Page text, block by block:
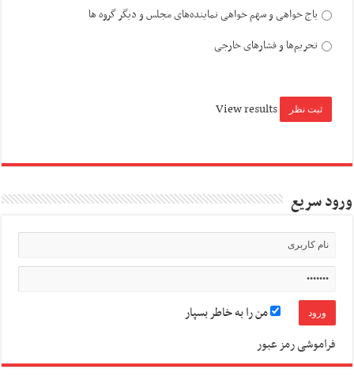
باج خواهی و سهم خواهی نماینده‌های مجلس و دیگر گروه ها
تحریم‌ها و فشارهای خارجی
View results
ورود سریع
من را به خاطر بسپار
فراموشی رمز عبور